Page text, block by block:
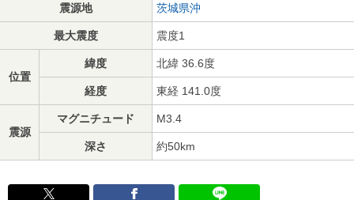
震源地 茨城県沖
最大震度 震度1
位置
緯度 北緯 36.6度
経度 東経 141.0度
震源
マグニチュード M3.4
深さ 約50km